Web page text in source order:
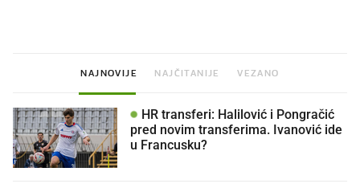
NAJNOVIJE NAJČITANIJE VEZANO
HR transferi: Halilović i Pongračić
pred novim transferima. Ivanović ide
u Francusku?